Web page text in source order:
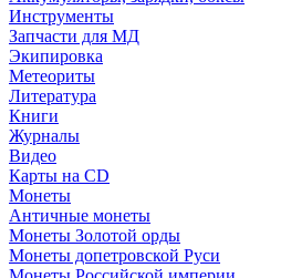
Инструменты
Запчасти для МД
Экипировка
Метеориты
Литература
Книги
Журналы
Видео
Карты на CD
Монеты
Античные монеты
Монеты Золотой орды
Монеты допетровской Руси